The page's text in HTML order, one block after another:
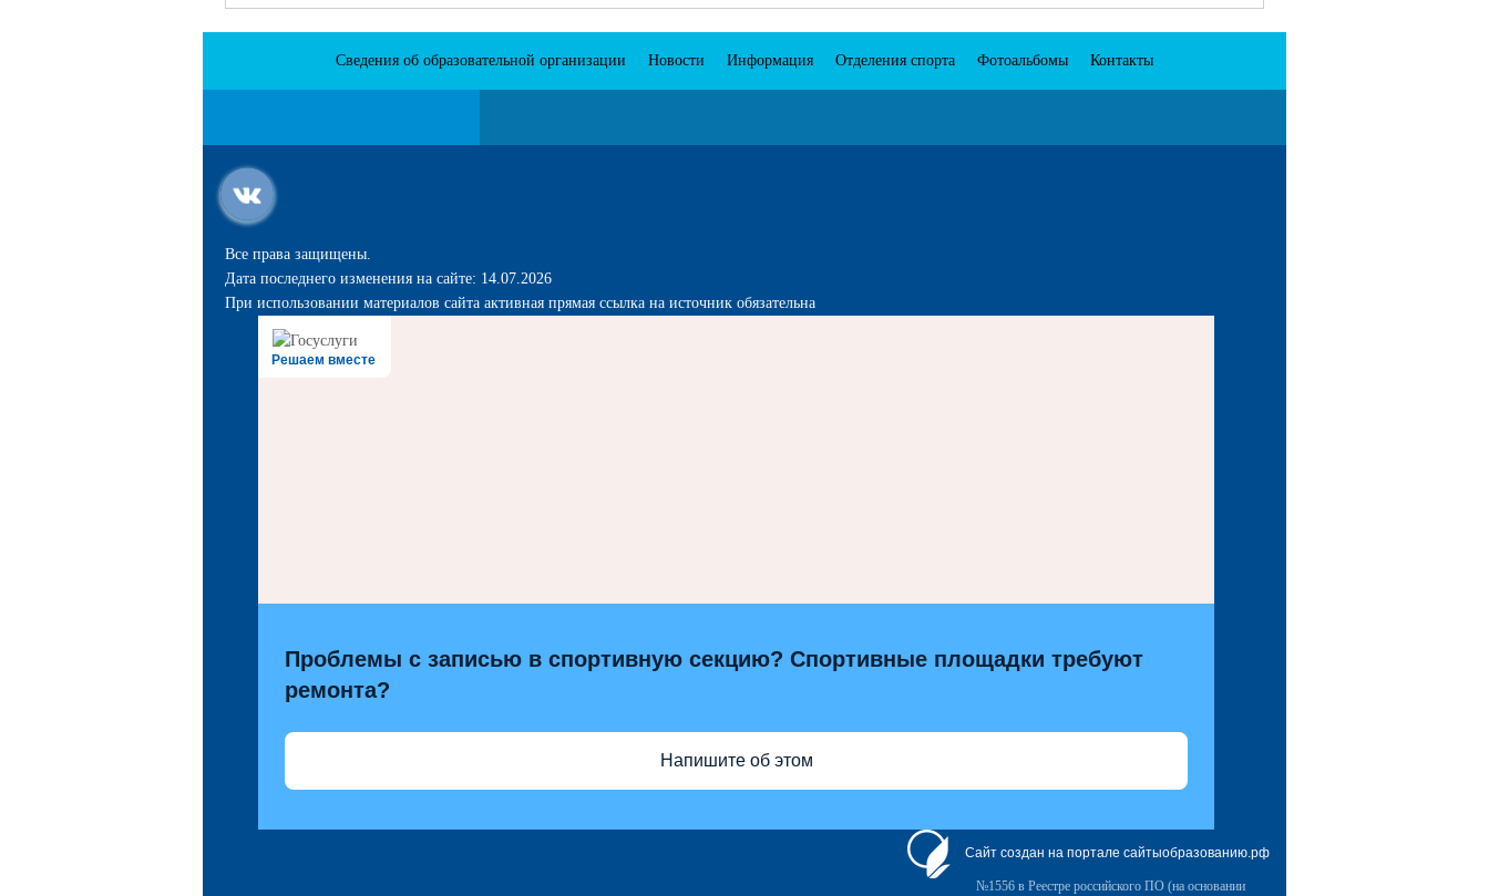
Сведения об образовательной организации Новости Информация Отделения спорта Фотоальбомы Контакты
Все права защищены.
Дата последнего изменения на сайте: 14.07.2026
При использовании материалов сайта активная прямая ссылка на источник обязательна
Решаем вместе
Проблемы с записью в спортивную секцию? Спортивные площадки требуют
ремонта?
Напишите об этом
Сайт создан на портале сайтыобразованию.рф
№1556 в Реестре российского ПО (на основании